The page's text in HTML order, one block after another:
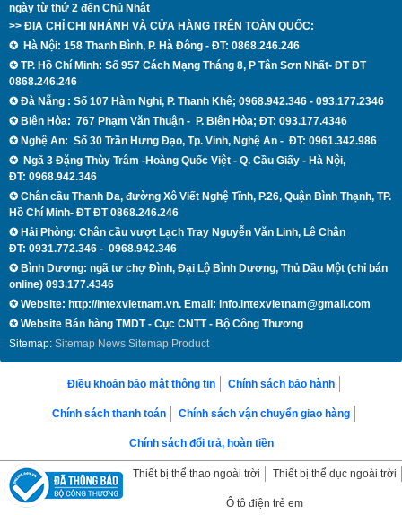
ngày từ thứ 2 đến Chủ Nhật
>> ĐỊA CHỈ CHI NHÁNH VÀ CỬA HÀNG TRÊN TOÀN QUỐC:
✪ Hà Nội: 158 Thanh Bình, P. Hà Đông - ĐT: 0868.246.246
✪ TP. Hồ Chí Minh: Số 957 Cách Mạng Tháng 8, P Tân Sơn Nhất- ĐTĐT
0868.246.246
✪ Đà Nẵng : Số 107 Hàm Nghi, P. Thanh Khê; 0968.942.346 - 093.177.2346
✪ Biên Hòa: 767 Phạm Văn Thuận - P. Biên Hòa; ĐT: 093.177.4346
✪ Nghệ An: Số 30 Trần Hưng Đạo, Tp. Vinh, Nghệ An - ĐT: 0961.342.986
✪ Ngã 3 Đặng Thùy Trâm -Hoàng Quốc Việt - Q. Cầu Giấy - Hà Nội,
ĐT: 0968.942.346
✪ Chân cầu Thanh Đa, đường Xô Viết Nghệ Tĩnh, P.26, Quận Bình Thạnh, TP.
Hồ Chí Minh- ĐTĐT 0868.246.246
✪ Hải Phòng: Chân cầu vượt Lạch Tray Nguyễn Văn Linh, Lê Chân
ĐT: 0931.772.346 - 0968.942.346
✪ Bình Dương: ngã tư chợ Đình, Đại Lộ Bình Dương, Thủ Dầu Một (chỉ bán
online) 093.177.4346
✪ Website: http://intexvietnam.vn. Email: info.intexvietnam@gmail.com
✪ Website Bán hàng TMDT - Cục CNTT - Bộ Công Thương
Sitemap: Sitemap News Sitemap Product
Điều khoản bảo mật thông tin Chính sách bảo hành
Chính sách thanh toán Chính sách vận chuyển giao hàng
Chính sách đổi trả, hoàn tiền
Thiết bị thể thao ngoài trời Thiết bị thể dục ngoài trời
Ô tô điện trẻ em